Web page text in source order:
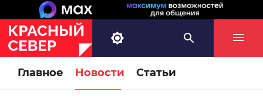
Главное Новости Статьи